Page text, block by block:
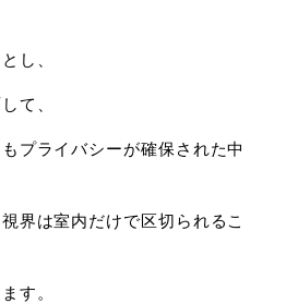
し、
て、
プライバシーが確保された中
界は室内だけで区切られるこ
す。